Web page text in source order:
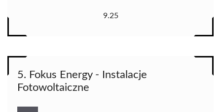
9.25
5. Fokus Energy - Instalacje
Fotowoltaiczne